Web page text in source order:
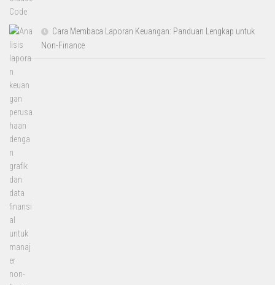
Cara Membaca Laporan Keuangan: Panduan Lengkap untuk
Non-Finance